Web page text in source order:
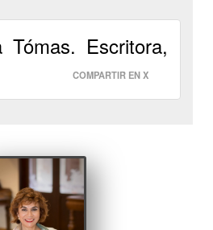
Escritora,
COMPARTIR EN X